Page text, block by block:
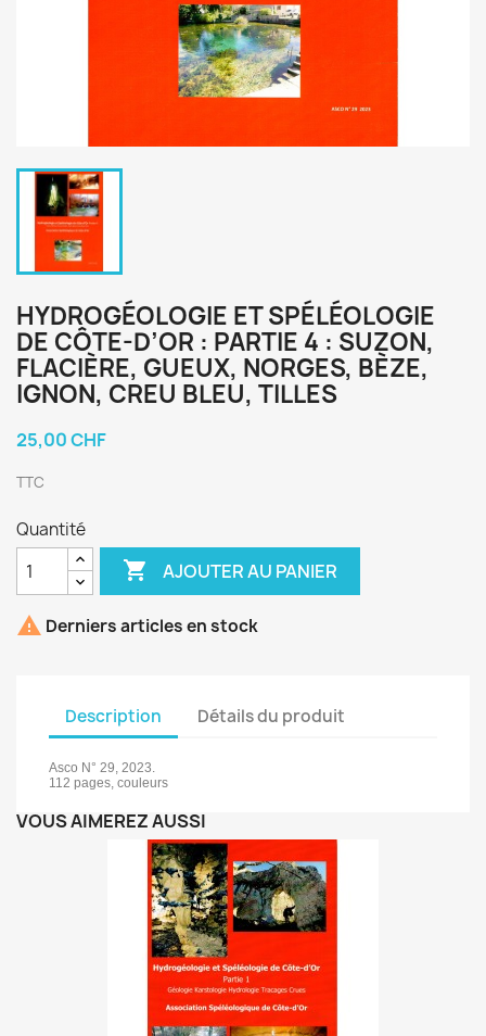
HYDROGÉOLOGIE ET SPÉLÉOLOGIE
DE CÔTE-D’OR : PARTIE 4 : SUZON,
FLACIÈRE, GUEUX, NORGES, BÈZE,
IGNON, CREU BLEU, TILLES
25,00 CHF
TTC
Quantité
 AJOUTER AU PANIER
 Derniers articles en stock
Description Détails du produit
Asco N° 29, 2023.
112 pages, couleurs
VOUS AIMEREZ AUSSI